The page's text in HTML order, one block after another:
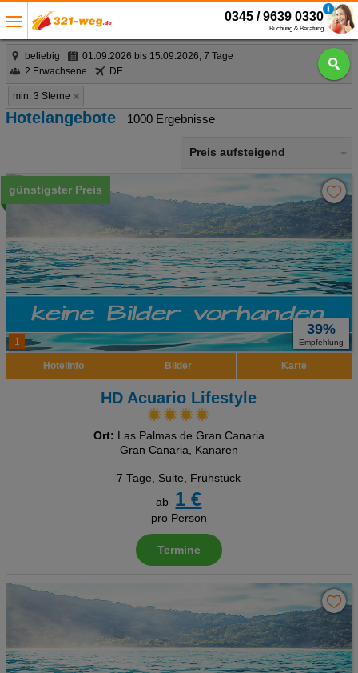
0345 / 9639 0330
Buchung & Beratung
beliebig
01.09.2026 bis 15.09.2026, 7 Tage
2 Erwachsene
DE
min. 3 Sterne
Hotelangebote 1000 Ergebnisse
Preis aufsteigend
1
günstigster Preis
39%
Empfehlung
Hotelinfo Bilder Karte
HD Acuario Lifestyle
Ort: Las Palmas de Gran Canaria
Gran Canaria, Kanaren
7 Tage, Suite, Frühstück
ab
1 €
pro Person
Termine